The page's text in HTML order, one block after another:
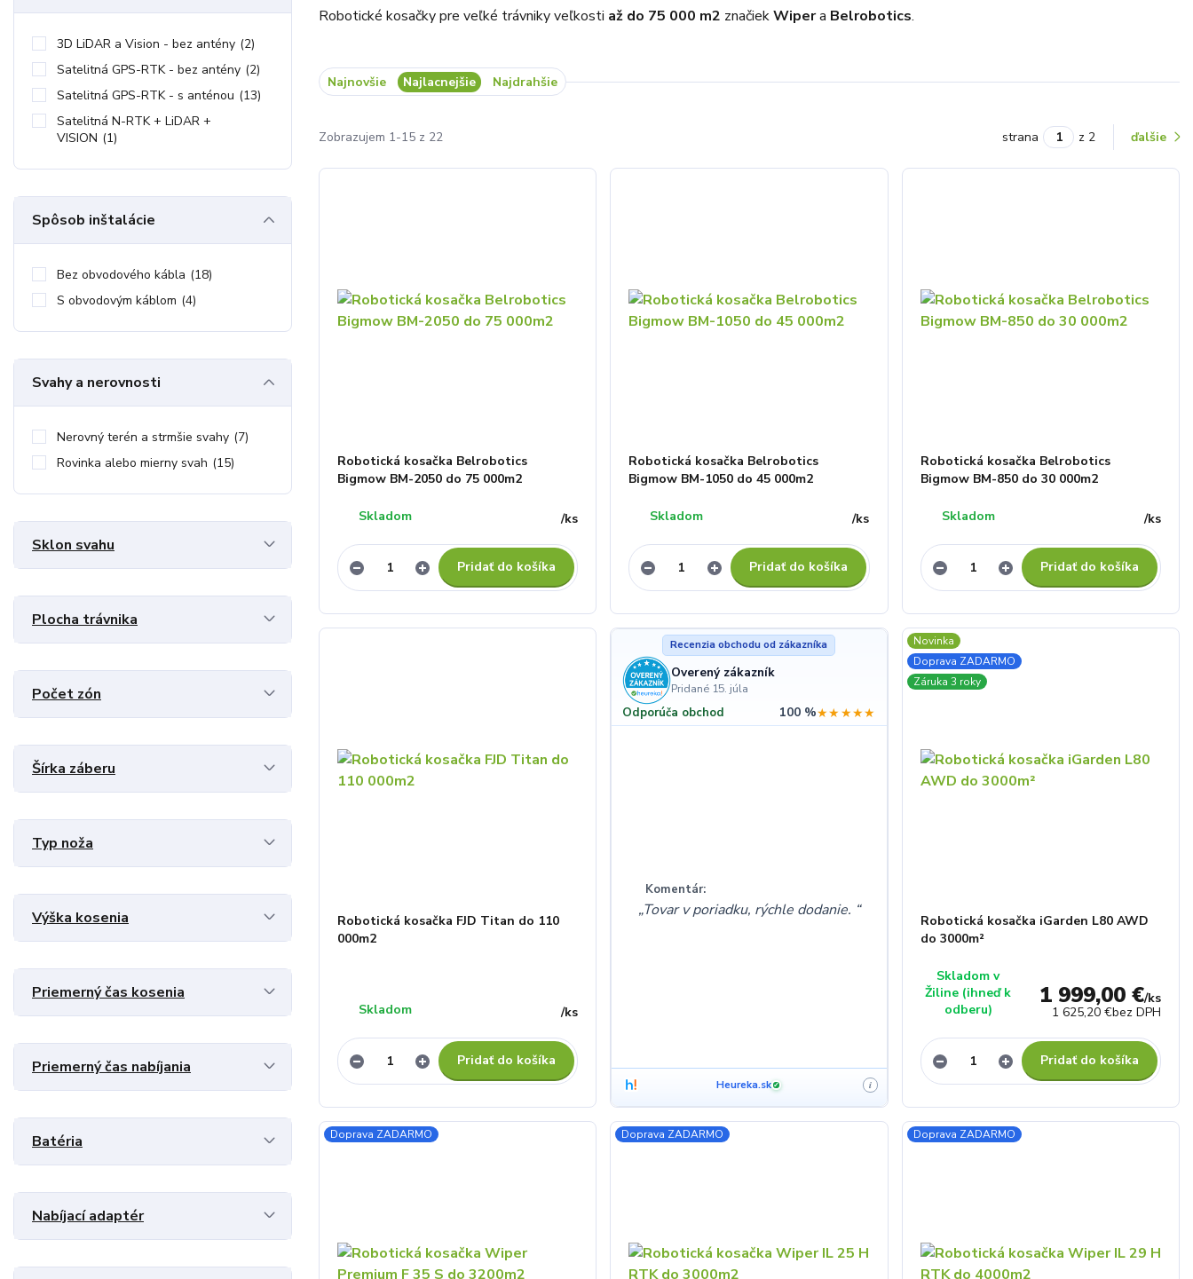
Robotické kosačky pre veľké trávniky veľkosti až do 75 000 m2 značiekWipera Belrobotics.
Najnovšie Najlacnejšie Najdrahšie
Zobrazujem 1-15 z 22 strana z 2 ďalšie
Robotická kosačka Belrobotics
Bigmow BM-2050 do 75 000m2
/ks
Skladom
Pridať do košíka
Robotická kosačka Belrobotics
Bigmow BM-1050 do 45 000m2
/ks
Skladom
Pridať do košíka
Robotická kosačka Belrobotics
Bigmow BM-850 do 30 000m2
/ks
Skladom
Pridať do košíka
Robotická kosačka FJD Titan do 110
000m2
/ks
Skladom
Pridať do košíka
Recenzia obchodu od zákazníka
Overený zákazník
Pridané 15. júla
Odporúča obchod 100 %★★★★★
Komentár:
Tovar v poriadku, rýchle dodanie.
Heureka.sk ✓ i
Novinka
Doprava ZADARMO
Záruka 3 roky
Robotická kosačka iGarden L80 AWD
do 3000m²
1 999,00 €/ks
1 625,20 €bez DPH
Skladom v
Žiline (ihneď k
odberu)
Pridať do košíka
Doprava ZADARMO Doprava ZADARMO Doprava ZADARMO
3D LiDAR a Vision - bez antény (2)
Satelitná GPS-RTK - bez antény (2)
Satelitná GPS-RTK - s anténou (13)
Satelitná N-RTK + LiDAR +
VISION (1)
Spôsob inštalácie
Bez obvodového kábla (18)
S obvodovým káblom (4)
Svahy a nerovnosti
Nerovný terén a strmšie svahy (7)
Rovinka alebo mierny svah (15)
Sklon svahu
Plocha trávnika
Počet zón
Šírka záberu
Typ noža
Výška kosenia
Priemerný čas kosenia
Priemerný čas nabíjania
Batéria
Nabíjací adaptér